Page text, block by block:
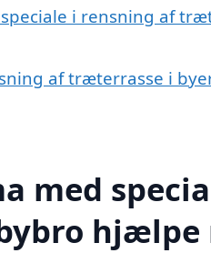
i rensning af
af træterrasse i
med
hjælpe